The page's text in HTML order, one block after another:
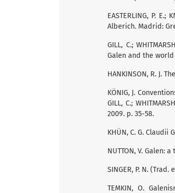
EASTERLING, P.
Alberich. Madrid:
GILL, C.;
Galen and the world
HANKINSON, R. J.
KÖNIG, J.
GILL, C.;
2009. p. 35-58.
KHÜN, C. G. Claudii
NUTTON, V. Galen:
SINGER, P. N.
TEMKIN, O.